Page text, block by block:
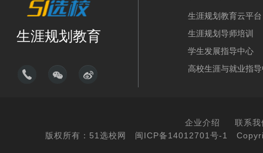
生涯规划教育
生涯规划教育云平台
生涯规划导师培训
学生发展指导中心
高校生涯与就业指
企业介绍
联系我
版权所有：51选校网
闽ICP备14012701号-1